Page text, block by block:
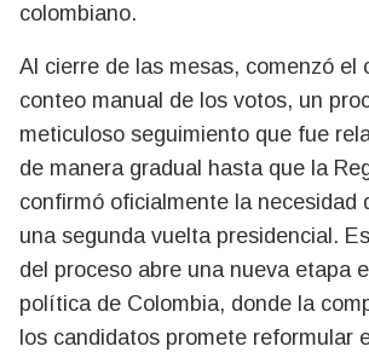
colombiano.
Al cierre de las mesas, comenzó el
conteo manual de los votos, un
meticuloso seguimiento que fue
de manera gradual hasta que la
confirmó oficialmente la necesidad
una segunda vuelta presidencial.
del proceso abre una nueva etapa
política de Colombia, donde la
los candidatos promete reformular